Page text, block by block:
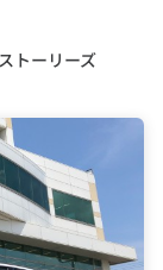
トーリーズ